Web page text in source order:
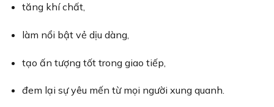
tăng khí chất,
làm nổi bật vẻ dịu dàng,
tạo ấn tượng tốt trong giao tiếp,
đem lại sự yêu mến từ mọi người xung quanh.